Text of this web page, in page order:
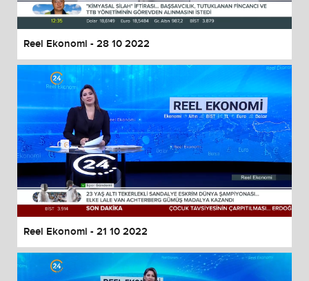
Reel Ekonomi - 28 10 2022
Reel Ekonomi - 21 10 2022